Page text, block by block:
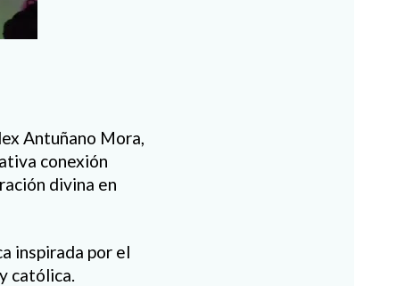
Antuñano Mora,
conexión
divina en
inspirada por el
católica.